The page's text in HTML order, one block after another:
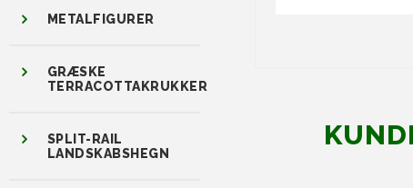
METALFIGURER
GRÆSKE
TERRACOTTAKRUKKER
SPLIT-RAIL
LANDSKABSHEGN